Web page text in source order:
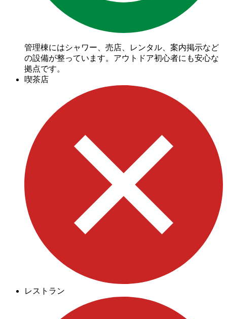
管理棟にはシャワー、売店、レンタル、案内掲示など
の設備が整っています。アウトドア初心者にも安心な
拠点です。
喫茶店
レストラン